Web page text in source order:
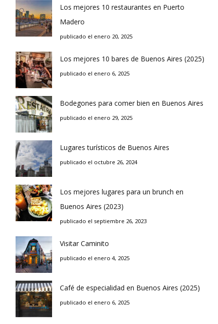
Los mejores 10 restaurantes en Puerto
Madero
publicado el enero 20, 2025
Los mejores 10 bares de Buenos Aires (2025)
publicado el enero 6, 2025
Bodegones para comer bien en Buenos Aires
publicado el enero 29, 2025
Lugares turísticos de Buenos Aires
publicado el octubre 26, 2024
Los mejores lugares para un brunch en
Buenos Aires (2023)
publicado el septiembre 26, 2023
Visitar Caminito
publicado el enero 4, 2025
Café de especialidad en Buenos Aires (2025)
publicado el enero 6, 2025